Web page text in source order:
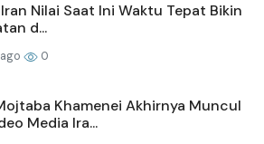
Nilai Saat Ini Waktu Tepat Bikin
d...
0
Khamenei Akhirnya Muncul
Media Ira...